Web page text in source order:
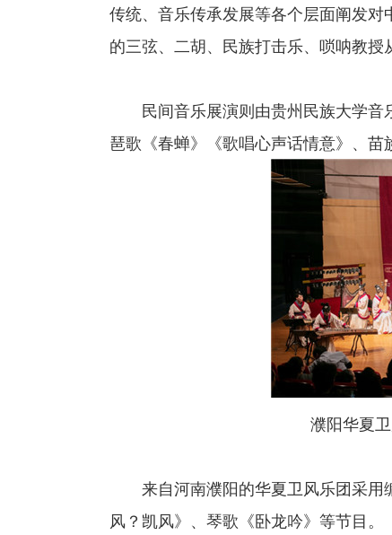
传统、音乐传承发展等各个层面阐发
的三弦、二胡、民族打击乐、唢呐教授
民间音乐展演则由贵州民族大学音
琶歌《春蝉》《歌唱心声话情意》、苗
濮阳华夏
来自河南濮阳的华夏卫风乐团采用
风？凯风》、琴歌《卧龙吟》等节目。